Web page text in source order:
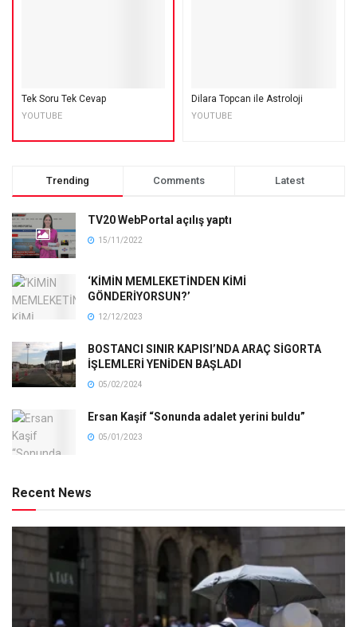
Tek Soru Tek Cevap
YOUTUBE
Dilara Topcan ile Astroloji
YOUTUBE
Trending Comments Latest
TV20 WebPortal açılış yaptı
15/11/2022
‘KİMİN MEMLEKETİNDEN KİMİ
GÖNDERİYORSUN?’
12/12/2023
BOSTANCI SINIR KAPISI’NDA ARAÇ SİGORTA
İŞLEMLERİ YENİDEN BAŞLADI
05/02/2024
Ersan Kaşif “Sonunda adalet yerini buldu”
05/01/2023
Recent News